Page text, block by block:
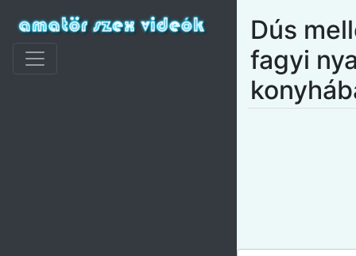
Dús
fagyi